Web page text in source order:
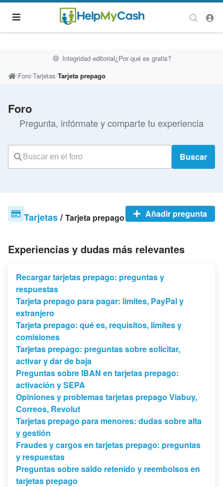
Integridad editorial¿Por qué es gratis?
Foro Tarjetas Tarjeta prepago
Foro
Pregunta, infórmate y comparte tu experiencia
Buscar
Tarjetas/ Tarjeta prepago Añadir pregunta
Experiencias y dudas más relevantes
Recargar tarjetas prepago: preguntas y
respuestas
Tarjeta prepago para pagar: límites, PayPal y
extranjero
Tarjeta prepago: qué es, requisitos, límites y
comisiones
Tarjetas prepago: preguntas sobre solicitar,
activar y dar de baja
Preguntas sobre IBAN en tarjetas prepago:
activación y SEPA
Opiniones y problemas tarjetas prepago Viabuy,
Correos, Revolut
Tarjetas prepago para menores: dudas sobre alta
y gestión
Fraudes y cargos en tarjetas prepago: preguntas
y respuestas
Preguntas sobre saldo retenido y reembolsos en
tarjetas prepago